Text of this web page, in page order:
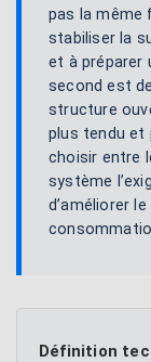
pas la même
stabiliser la
et à préparer
second est
structure
plus tendu et
choisir entre
système
d’améliorer
Définition